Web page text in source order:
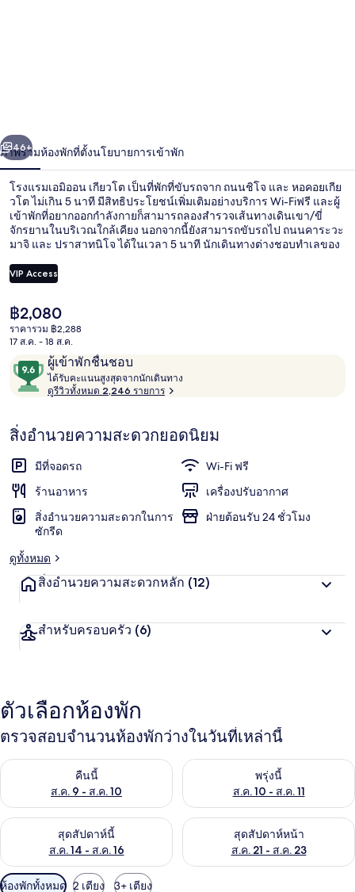
เกีย
วโต
า
ถัดไป
46+
ภาพรวมห้องพักที่ตั้งนโยบายการเข้าพัก
โรงแรมเอมิออน เกียวโต เป็นที่พักที่ขับรถจาก ถนนชิโจ และ หอคอยเกีย
วโต ไม่เกิน 5 นาที มีสิทธิประโยชน์เพิ่มเติมอย่างบริการ Wi-Fiฟรี และผู้
เข้าพักที่อยากออกกำลังกายก็สามารถลองสำรวจเส้นทางเดินเขา/ขี่
จักรยานในบริเวณใกล้เคียง นอกจากนี้ยังสามารถขับรถไป ถนนคาระวะ
มาจิ และ ปราสาทนิโจ ได้ในเวลา 5 นาที นักเดินทางต่างชอบทำเลของ
สาธารณะได้ใกล้ๆ โดย สถานีรถไฟอูเมะโคจิ-เคียวโตนิชิ อยู่ห่างออกไป
เพียง 4 นาที และ สถานีรถไฟทันบากุจิ อยู่ห่างออกไปเพียง 12 นาที
VIP Access
ราคา
ปัจจุบัน
฿2,080
฿2,080
ราคารวม ฿2,288
17 ส.ค. - 18 ส.ค.
รีวิว ผู้เข้าพักชื่นชอบ
9.6
จาก
10,
เข้า
พัก
ชอบ
ได้รับคะแนนสูงสุดจากนักเดินทาง
ค
แ
น
น
ง
า
ก
ก
ดูรีวิวทั้งหมด 2,246 รายการ
สิ่งอำนวยความสะดวกยอดนิยม
มีที่จอดรถ
Wi-Fi ฟรี
ร้านอาหาร
เครื่องปรับอากาศ
สิ่งอำนวยความสะดวกในการ
ซักรีด
ฝ่ายต้อนรับ 24 ชั่วโมง
ดูทั้งหมด
สิ่งอำนวยความสะดวกหลัก (12)
สำหรับครอบครัว (6)
ตัวเลือกห้องพัก
ตรวจสอบจำนวนห้องพักว่างในวันที่เหล่านี้
คืนนี้
ส.ค. 9 - ส.ค. 10
ตรวจสอบจำนวนห้องพักว่างในคืนนี้ ส.ค. 9 - ส.ค. 10
พรุ่งนี้
ส.ค. 10 - ส.ค. 11
ตรวจสอบจำนวนห้องพักว่างใน
สุดสัปดาห์นี้
ส.ค. 14 - ส.ค. 16
ตรวจสอบจำนวนห้องพักว่างในสุดสัปดาห์นี้ ส.ค. 14 - ส.ค. 16
สุดสัปดาห์หน้า
ส.ค. 21 - ส.ค. 23
ตรวจสอบจำนวนห้องพักว่างใน
ตัว
ห้องพักทั้งหมด 2 เตียง 3+ เตียง